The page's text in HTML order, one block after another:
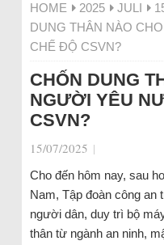
HOME 2025 JULI
DUNG THÂN NÀO
CHẾ ĐỘ CSVN?
CHỐN DUNG
NGƯỜI YÊU
CSVN?
15/07/2025 |
Cho đến hôm nay, sau
Nam, Tập đoàn công an
người dân, duy trì bộ
thân từ ngành an ninh,